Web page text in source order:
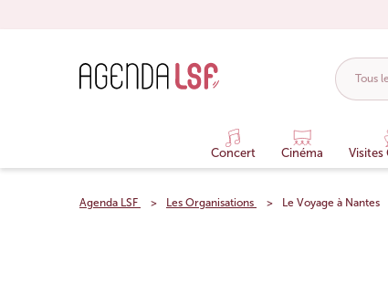
Concert Cinéma Visites
Agenda LSF Les Organisations Le Voyage à Nantes